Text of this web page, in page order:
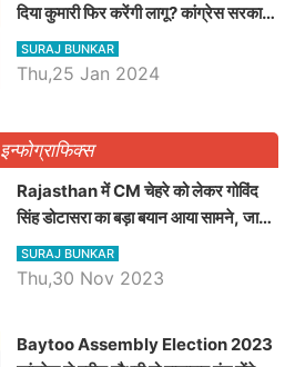
दिया कुमारी फिर करेंगी लागू? कांग्रेस सरकार
ने किया था निरस्त
SURAJ BUNKAR
Thu,25 Jan 2024
इन्फोग्राफिक्स
Rajasthan में CM चेहरे को लेकर गोविंद
सिंह डोटासरा का बड़ा बयान आया सामने, जानें
विचार
SURAJ BUNKAR
Thu,30 Nov 2023
Baytoo Assembly Election 2023